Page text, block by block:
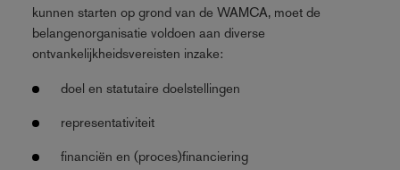
kunnen starten op grond van de WAMCA, moet de
belangenorganisatie voldoen aan diverse
ontvankelijkheidsvereisten inzake:
doel en statutaire doelstellingen
representativiteit
financiën en (proces)financiering